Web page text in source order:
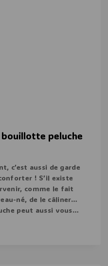
bouillotte peluche
c’est aussi de garde
! S’il existe
comme le fait
né, de le câliner…
peut aussi vous…